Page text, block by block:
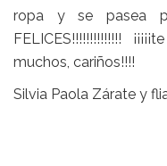
ropa y se pasea por
FELICES!!!!!!!!!!!!!!
muchos, cariños!!!!
Silvia Paola Zárate y